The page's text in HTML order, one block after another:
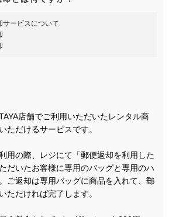
サービスについて
店舗でご利用いただいたレンタル商
ただけるサービスです。
用の際、レジにて「郵便返却を利用した
だいたお客様に専用のバッグと専用のハ
ご返却は専用バッグに商品を入れて、郵
ただければ完了します。